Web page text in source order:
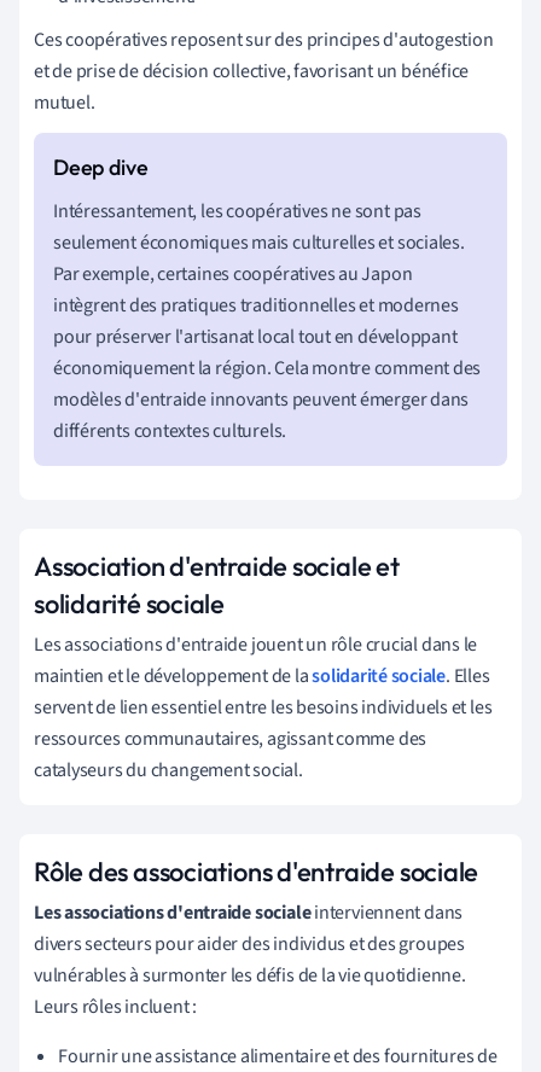
Ces coopératives reposent sur des principes d'autogestion
et de prise de décision collective, favorisant un bénéfice
mutuel.
Intéressantement, les coopératives ne sont pas
seulement économiques mais culturelles et sociales.
Par exemple, certaines coopératives au Japon
intègrent des pratiques traditionnelles et modernes
pour préserver l'artisanat local tout en développant
économiquement la région. Cela montre comment des
modèles d'entraide innovants peuvent émerger dans
différents contextes culturels.
Association d'entraide sociale et
solidarité sociale
Les associations d'entraide jouent un rôle crucial dans le
maintien et le développement de lasolidarité sociale. Elles
servent de lien essentiel entre les besoins individuels et les
ressources communautaires, agissant comme des
catalyseurs du changement social.
Rôle des associations d'entraide sociale
Les associations d'entraide socialeinterviennent dans
divers secteurs pour aider des individus et des groupes
vulnérables à surmonter les défis de la vie quotidienne.
Leurs rôles incluent :
Fournir une assistance alimentaire et des fournitures de